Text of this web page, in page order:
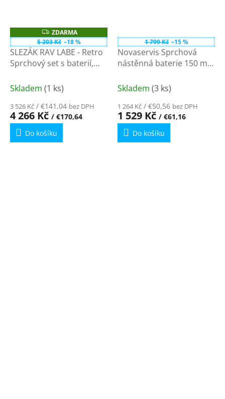
Z
D
A
R
A
ZDARMA
5 203 Kč –18 %
SLEZÁK RAV LABE - Retro
Sprchový set s baterií,
L581.5/2SM
Skladem (1 ks)
3 526 Kč / €141,04 bez DPH
4 266 Kč / €170,64
Do košíku
1 799 Kč –15 %
Novaservis Sprchová
nástěnná baterie 150 mm
Skladem (3 ks)
1 264 Kč / €50,56 bez DPH
1 529 Kč / €61,16
Do košíku